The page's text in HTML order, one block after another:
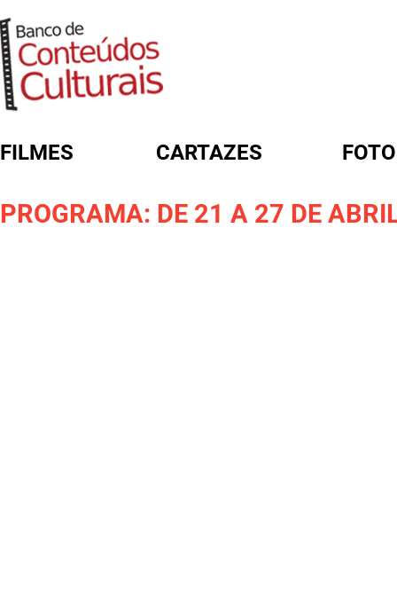
FILMES CARTAZES
PROGRAMA: DE 21 A 27 DE
FORMULÁRIO DE BUSCA